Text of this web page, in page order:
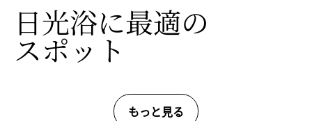
日光浴に​最適の​
スポット
もっと見る